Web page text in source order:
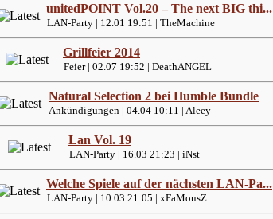
unitedPOINT Vol.20 – The next BIG thi...
LAN-Party | 12.01 19:51 | TheMachine
Grillfeier 2014
Feier | 02.07 19:52 | DeathANGEL
Natural Selection 2 bei Humble Bundle
Ankündigungen | 04.04 10:11 | Aleey
Lan Vol. 19
LAN-Party | 16.03 21:23 | iNst
Welche Spiele auf der nächsten LAN-Pa...
LAN-Party | 10.03 21:05 | xFaMousZ